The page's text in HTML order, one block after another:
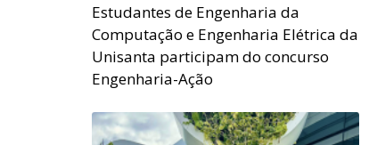
Estudantes de Engenharia da
Computação e Engenharia Elétrica da
Unisanta participam do concurso
Engenharia-Ação